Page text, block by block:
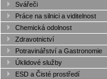
Svářeči
Práce na silnici a viditelnost
Chemická odolnost
Zdravotnictví
Potravinářství a Gastronomie
Úklidové služby
ESD a Čisté prostředí